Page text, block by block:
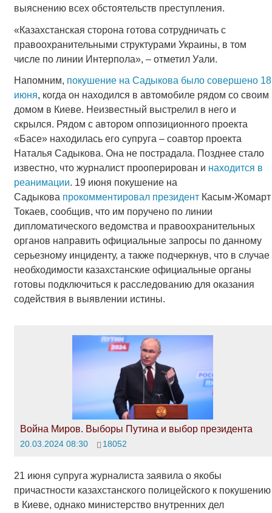
выяснению всех обстоятельств преступления.
«Казахстанская сторона готова сотрудничать с
правоохранительными структурами Украины, в том
числе по линии Интерпола», – отметил Уали.
Напомним, покушение на Садыкова было совершено 18
июня, когда он находился в автомобиле рядом со своим
домом в Киеве. Неизвестный выстрелил в него и
скрылся. Рядом с автором оппозиционного проекта
«Басе» находилась его супруга – соавтор проекта
Наталья Садыкова. Она не пострадала. Позднее стало
известно, что журналист прооперирован и находится в
реанимации. 19 июня покушение на
Садыкова прокомментировал президентКасым-Жомарт
Токаев, сообщив, что им поручено по линии
дипломатического ведомства и правоохранительных
органов направить официальные запросы по данному
серьезному инциденту, а также подчеркнув, что в случае
необходимости казахстанские официальные органы
готовы подключиться к расследованию для оказания
содействия в выявлении истины.
Война Миров. Выборы Путина и выбор президента
20.03.2024 08:30 18052
21 июня супруга журналиста заявила о якобы
причастности казахстанского полицейского к покушению
в Киеве, однако министерство внутренних дел